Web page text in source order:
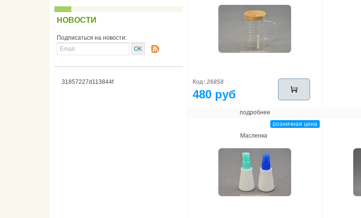
НОВОСТИ
Подписаться на новости:
31857227d113844f Код: 26858
480 руб
подробнее
розничная цена
Масленка